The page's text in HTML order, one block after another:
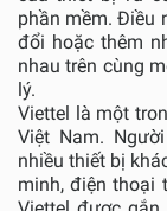
phần mềm. Điều
đổi hoặc thêm
nhau trên cùng
lý.
Viettel là một
Việt Nam.
nhiều thiết bị
minh, điện thoại